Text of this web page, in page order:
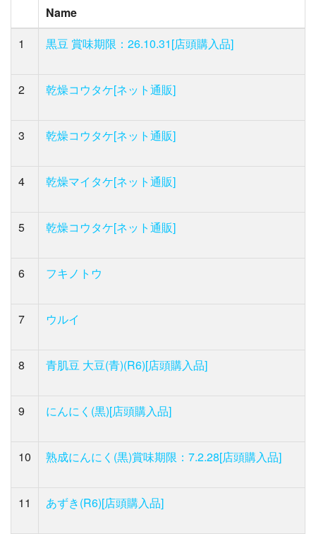
Name
1
黒豆 賞味期限：26.10.31[店頭購入品]
2 乾燥コウタケ[ネット通販]
3 乾燥コウタケ[ネット通販]
4 乾燥マイタケ[ネット通販]
5 乾燥コウタケ[ネット通販]
6 フキノトウ
7 ウルイ
8 青肌豆 大豆(青)(R6)[店頭購入品]
9 にんにく(黒)[店頭購入品]
10 熟成にんにく(黒)賞味期限：7.2.28[店頭購入品]
11 あずき(R6)[店頭購入品]